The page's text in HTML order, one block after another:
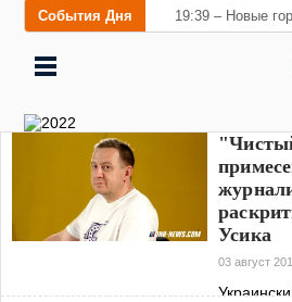
События Дня 19:39 – Новые
флебологии: в
открылся
заболеваний вен
профилактики
Усика
03 август